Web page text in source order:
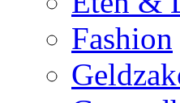
Fashion